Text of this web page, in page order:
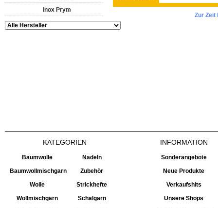
Inox Prym
Zur Zeit
KATEGORIEN
Baumwolle
Baumwollmischgarn
Wolle
Wollmischgarn
Nadeln
Zubehör
Strickhefte
Schalgarn
INFORMATION
Sonderangebote
Neue Produkte
Verkaufshits
Unsere Shops